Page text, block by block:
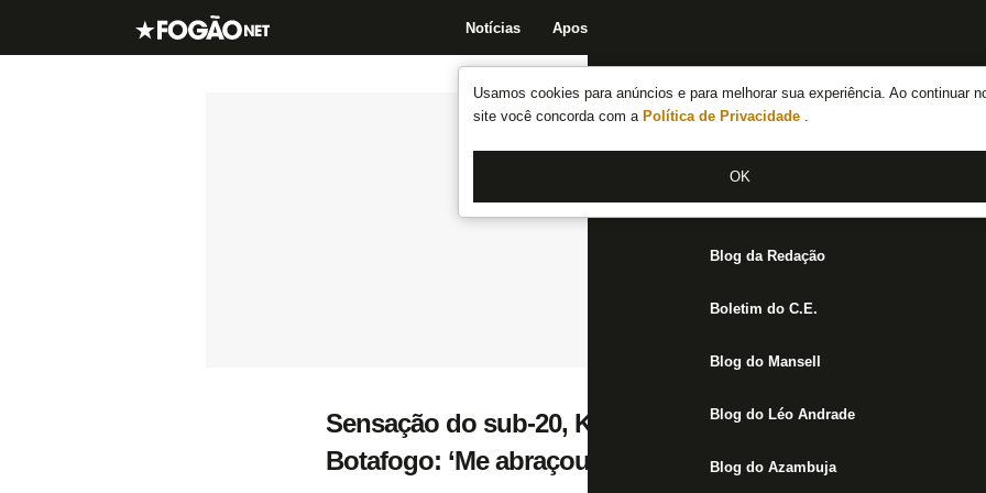
Usamos cookies para anúncios e para melhorar sua experiência. Ao continuar
site você concorda com a Política de Privacidade .
OK
Notícias Apostas
Notícias do Botafogo
Fórum
Jogos
Blog da Redação
Boletim do C.E.
Blog do Mansell
Blog do Léo Andrade
Blog do Azambuja
Sensação do sub-20, Kadir se diz adaptado ao Brasil e
Botafogo: ‘Me abraçou como uma família a mais’